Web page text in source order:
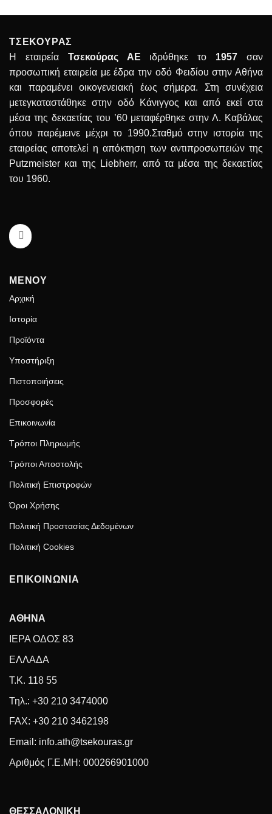
ΤΣΕΚΟΥΡΑΣ
Η εταιρεία Τσεκούρας ΑΕ ιδρύθηκε το 1957 σαν
προσωπική εταιρεία με έδρα την οδό Φειδίου στην Αθήνα
και παραμένει οικογενειακή έως σήμερα. Στη συνέχεια
μετεγκαταστάθηκε στην οδό Κάνιγγος και από εκεί στα
μέσα της δεκαετίας του ’60 μεταφέρθηκε στην Λ. Καβάλας
όπου παρέμεινε μέχρι το 1990.Σταθμό στην ιστορία της
εταιρείας αποτελεί η απόκτηση των αντιπροσωπειών της
Putzmeister και της Liebherr, από τα μέσα της δεκαετίας
του 1960.
ΜΕΝΟΥ
Αρχική
Ιστορία
Προϊόντα
Υποστήριξη
Πιστοποιήσεις
Προσφορές
Επικοινωνία
Τρόποι Πληρωμής
Τρόποι Αποστολής
Πολιτική Επιστροφών
Όροι Χρήσης
Πολιτική Προστασίας Δεδομένων
Πολιτική Cookies
ΕΠΙΚΟΙΝΩΝΙΑ
ΑΘΗΝΑ
ΙΕΡΑ ΟΔΟΣ 83
ΕΛΛΑΔΑ
Τ.Κ. 118 55
Τηλ.: +30 210 3474000
FAX: +30 210 3462198
Email: info.ath@tsekouras.gr
Αριθμός Γ.Ε.MH: 000266901000
ΘΕΣΣΑΛΟΝΙΚΗ